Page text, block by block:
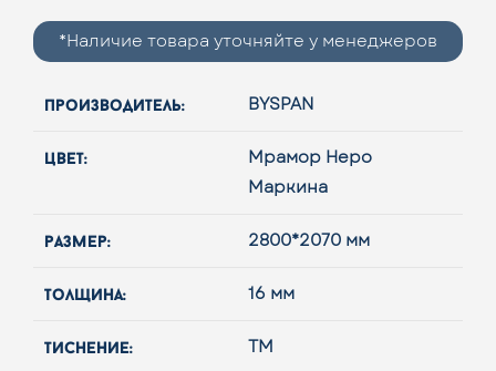
*Наличие товара уточняйте у менеджеров
производитель: BYSPAN
цвет:
Мрамор Неро
Маркина
размер: 2800*2070 мм
толщина: 16 мм
тиснение: TM